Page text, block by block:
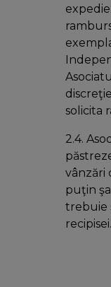
solicita
2.4.
vânzări
puţin
trebuie
recipisei.